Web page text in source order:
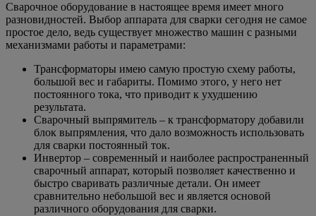
Сварочное оборудование в настоящее время имеет много
разновидностей. Выбор аппарата для сварки сегодня не самое
простое дело, ведь существует множество машин с разными
механизмами работы и параметрами:
Трансформаторы имею самую простую схему работы,
большой вес и габариты. Помимо этого, у него нет
постоянного тока, что приводит к ухудшению
результата.
Сварочный выпрямитель – к трансформатору добавили
блок выпрямления, что дало возможность использовать
для сварки постоянный ток.
Инвертор – современный и наиболее распространенный
сварочный аппарат, который позволяет качественно и
быстро сваривать различные детали. Он имеет
сравнительно небольшой вес и является основой
различного оборудования для сварки.